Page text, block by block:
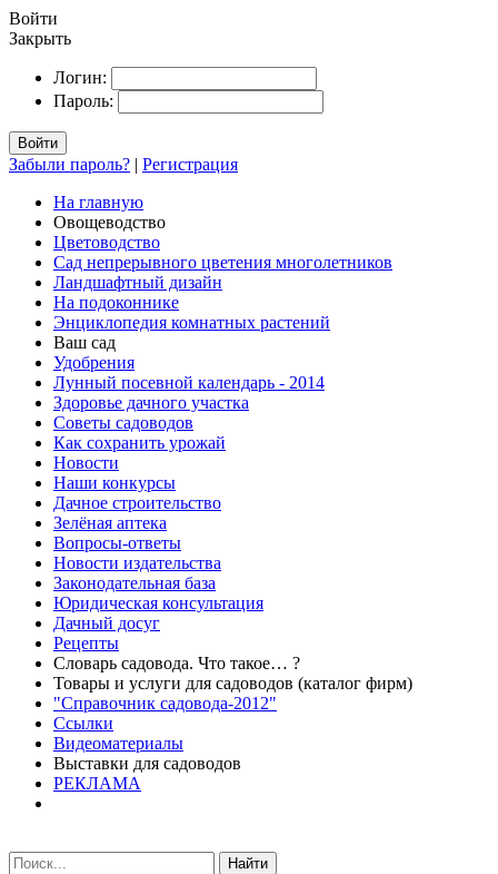
Войти
Закрыть
Логин:
Пароль:
Войти
Забыли пароль? | Регистрация
На главную
Овощеводство
Цветоводство
Сад непрерывного цветения многолетников
Ландшафтный дизайн
На подоконнике
Энциклопедия комнатных растений
Ваш сад
Удобрения
Лунный посевной календарь - 2014
Здоровье дачного участка
Советы садоводов
Как сохранить урожай
Новости
Наши конкурсы
Дачное строительство
Зелёная аптека
Вопросы-ответы
Новости издательства
Законодательная база
Юридическая консультация
Дачный досуг
Рецепты
Словарь садовода. Что такое… ?
Товары и услуги для садоводов (каталог фирм)
"Справочник садовода-2012"
Ссылки
Видеоматериалы
Выставки для садоводов
РЕКЛАМА
Найти